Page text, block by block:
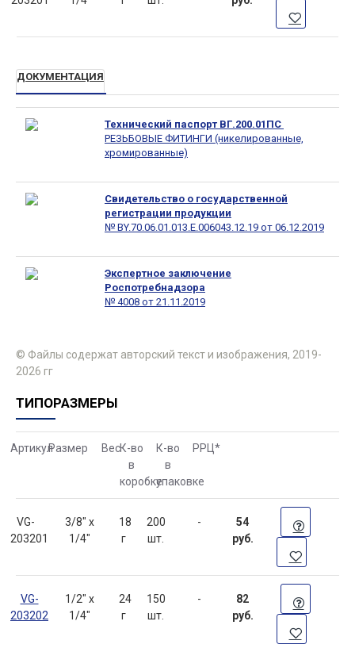
ДОКУМЕНТАЦИЯ
Технический паспорт ВГ.200.01ПС
РЕЗЬБОВЫЕ ФИТИНГИ (никелированные,
хромированные)
Свидетельство о государственной
регистрации продукции
№ BY.70.06.01.013.E.006043.12.19 от 06.12.2019
Экспертное заключение
Роспотребнадзора
№ 4008 от 21.11.2019
© Файлы содержат авторский текст и изображения, 2019-
2026 гг
ТИПОРАЗМЕРЫ
АртикулРазмер ВесК-во
в
коробке
К-во
в
упаковке
РРЦ*
VG-
203201
3/8" x
1/4"
18
г
200
шт.
-
54
руб.
VG-
203202
1/2" x
1/4"
24
г
150
шт.
-
82
руб.